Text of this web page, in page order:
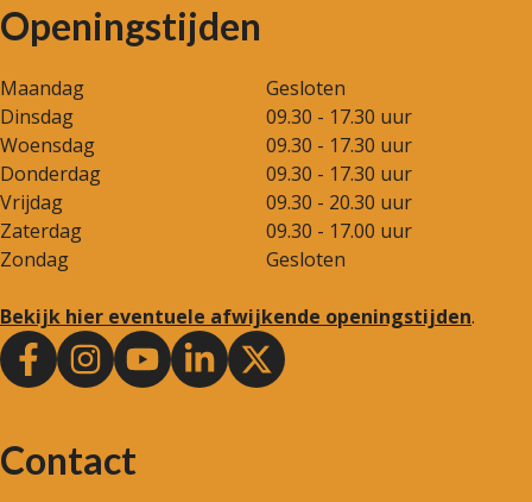
Openingstijden
Maandag
Gesloten
Dinsdag
09.30 - 17.30 uur
Woensdag
09.30 - 17.30 uur
Donderdag
09.30 - 17.30 uur
Vrijdag
09.30 - 20.30 uur
Zaterdag
09.30 - 17.00 uur
Zondag
Gesloten
Bekijk hier eventuele afwijkende openingstijden.
Contact